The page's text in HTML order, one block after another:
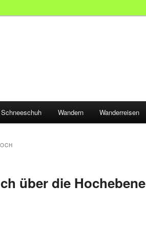
Schneeschuh Wandern Wanderreisen
über die Hochebene